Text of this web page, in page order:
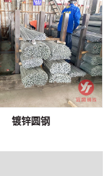
镀锌圆钢